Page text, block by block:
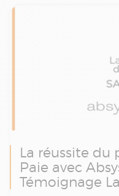
La réussite du
Paie avec
Témoignage